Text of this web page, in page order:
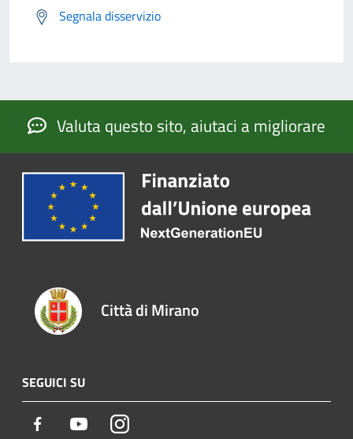
Segnala disservizio
Valuta questo sito, aiutaci a migliorare
Città di Mirano
SEGUICI SU
Facebook YoutubeInstagram